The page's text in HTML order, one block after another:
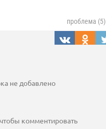
проблема (5)
не добавлено
комментировать